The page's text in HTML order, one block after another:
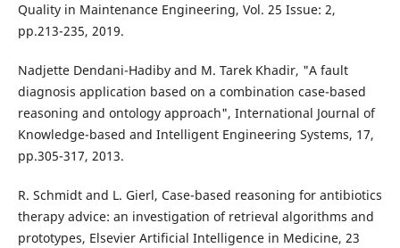
Quality in Maintenance Engineering, Vol. 25 Issue: 2,
pp.213-235, 2019.
Nadjette Dendani-Hadiby and M. Tarek Khadir, "A fault
diagnosis application based on a combination case-based
reasoning and ontology approach", International Journal of
Knowledge-based and Intelligent Engineering Systems, 17,
pp.305-317, 2013.
R. Schmidt and L. Gierl, Case-based reasoning for antibiotics
therapy advice: an investigation of retrieval algorithms and
prototypes, Elsevier Artificial Intelligence in Medicine, 23